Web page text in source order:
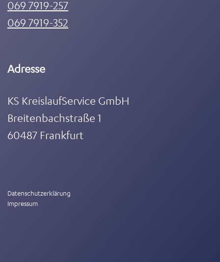
069 7919-257
069 7919-352
Adresse
KS KreislaufService GmbH
Breitenbachstraße 1
60487 Frankfurt
Datenschutzerklärung
Impressum